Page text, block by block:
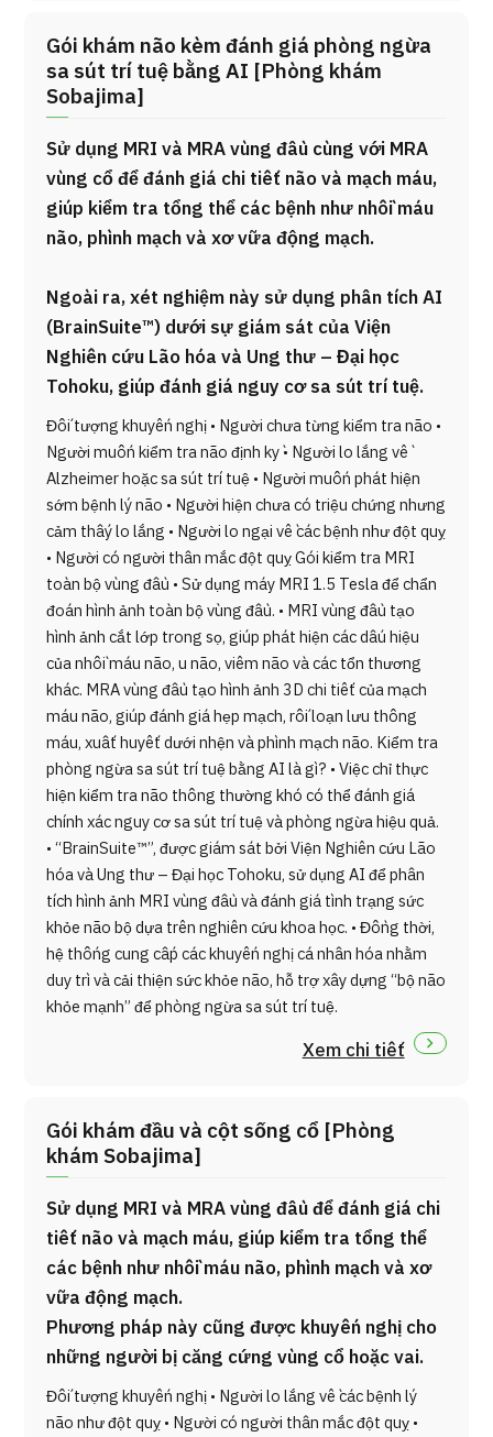
Gói khám não kèm đánh giá phòng ngừa
sa sút trí tuệ bằng AI [Phòng khám
Sobajima]
Sử dụng MRI và MRA vùng đầu cùng với MRA
vùng cổ để đánh giá chi tiết não và mạch máu,
giúp kiểm tra tổng thể các bệnh như nhồi máu
não, phình mạch và xơ vữa động mạch.
Ngoài ra, xét nghiệm này sử dụng phân tích AI
(BrainSuite™) dưới sự giám sát của Viện
Nghiên cứu Lão hóa và Ung thư – Đại học
Tohoku, giúp đánh giá nguy cơ sa sút trí tuệ.
Đối tượng khuyến nghị • Người chưa từng kiểm tra não •
Người muốn kiểm tra não định kỳ • Người lo lắng về
Alzheimer hoặc sa sút trí tuệ • Người muốn phát hiện
sớm bệnh lý não • Người hiện chưa có triệu chứng nhưng
cảm thấy lo lắng • Người lo ngại về các bệnh như đột quỵ
• Người có người thân mắc đột quỵ Gói kiểm tra MRI
toàn bộ vùng đầu • Sử dụng máy MRI 1.5 Tesla để chẩn
đoán hình ảnh toàn bộ vùng đầu. • MRI vùng đầu tạo
hình ảnh cắt lớp trong sọ, giúp phát hiện các dấu hiệu
của nhồi máu não, u não, viêm não và các tổn thương
khác. MRA vùng đầu tạo hình ảnh 3D chi tiết của mạch
máu não, giúp đánh giá hẹp mạch, rối loạn lưu thông
máu, xuất huyết dưới nhện và phình mạch não. Kiểm tra
phòng ngừa sa sút trí tuệ bằng AI là gì? • Việc chỉ thực
hiện kiểm tra não thông thường khó có thể đánh giá
chính xác nguy cơ sa sút trí tuệ và phòng ngừa hiệu quả.
• “BrainSuite™”, được giám sát bởi Viện Nghiên cứu Lão
hóa và Ung thư – Đại học Tohoku, sử dụng AI để phân
tích hình ảnh MRI vùng đầu và đánh giá tình trạng sức
khỏe não bộ dựa trên nghiên cứu khoa học. • Đồng thời,
hệ thống cung cấp các khuyến nghị cá nhân hóa nhằm
duy trì và cải thiện sức khỏe não, hỗ trợ xây dựng “bộ não
khỏe mạnh” để phòng ngừa sa sút trí tuệ.
Xem chi tiết
Gói khám đầu và cột sống cổ [Phòng
khám Sobajima]
Sử dụng MRI và MRA vùng đầu để đánh giá chi
tiết não và mạch máu, giúp kiểm tra tổng thể
các bệnh như nhồi máu não, phình mạch và xơ
vữa động mạch.
Phương pháp này cũng được khuyến nghị cho
những người bị căng cứng vùng cổ hoặc vai.
Đối tượng khuyến nghị • Người lo lắng về các bệnh lý
não như đột quỵ • Người có người thân mắc đột quỵ •